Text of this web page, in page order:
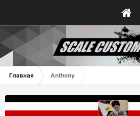
Главная Anthony